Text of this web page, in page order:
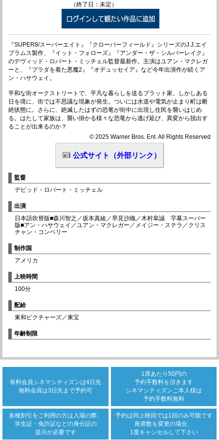
（終了日：未定）
『SUPER8/スーパーエイト』『クローバーフィールド』シリーズのJ.J.エイ
ブラムス製作、『イット・フォローズ』『アンダー・ザ・シルバーレイク』
のデヴィッド・ロバート・ミッチェル監督最新作。主演はユアン・マクレガ
ーと、『プラダを着た悪魔2』『オデュッセイア』など今年出演作が続くア
ン・ハサウェイ。
平和な街オークストリートで、平凡な暮らしを送るプラット家。しかしある
日を境に、街では不思議な現象が発生。ついには水道や電気が止まり町は断
絶状態に。さらに、絶滅したはずの恐竜が街中に出現し住民を襲いはじめ
る。はたして家族は、襲い掛かる様々な恐竜から逃げ延び、異変から脱出す
ることが出来るのか？
© 2025 Warner Bros. Ent. All Rights Reserved
公式サイト（外部リンク）
監督
デビッド・ロバート・ミッチェル
出演
日本語吹替版■森川智之／坂本真綾／早見沙織／木村皐誠 字幕スーパー
版■アン・ハサウェイ／ユアン・マクレガー／メイジー・ステラ／クリス
チャン・コンベリー
制作国
アメリカ
上映時間
100分
配給
東和ピクチャーズ／東宝
年齢制限
有料会員シネマシティズンは4日先
無料会員は3日先まで予約可
1席あたり50円の
予約手数料を頂きます
シネマシティズンご本人様は
予約手数料無料
各種割引をご利用の方は 入場の際、
学生証・免許証などの身分証の
提示が必要です
予約は同上映回では1回のみ可能です
座席数を変更の場合、
1度キャンセルして下さい